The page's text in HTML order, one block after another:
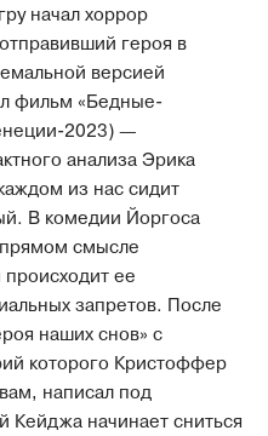
начал хоррор
героя в
версией
фильм «Бедные-
2023) —
анализа Эрика
из нас сидит
В комедии Йоргоса
смысле
ее
запретов. После
наших снов» с
которого Кристоффер
написал под
Кейджа начинает сниться